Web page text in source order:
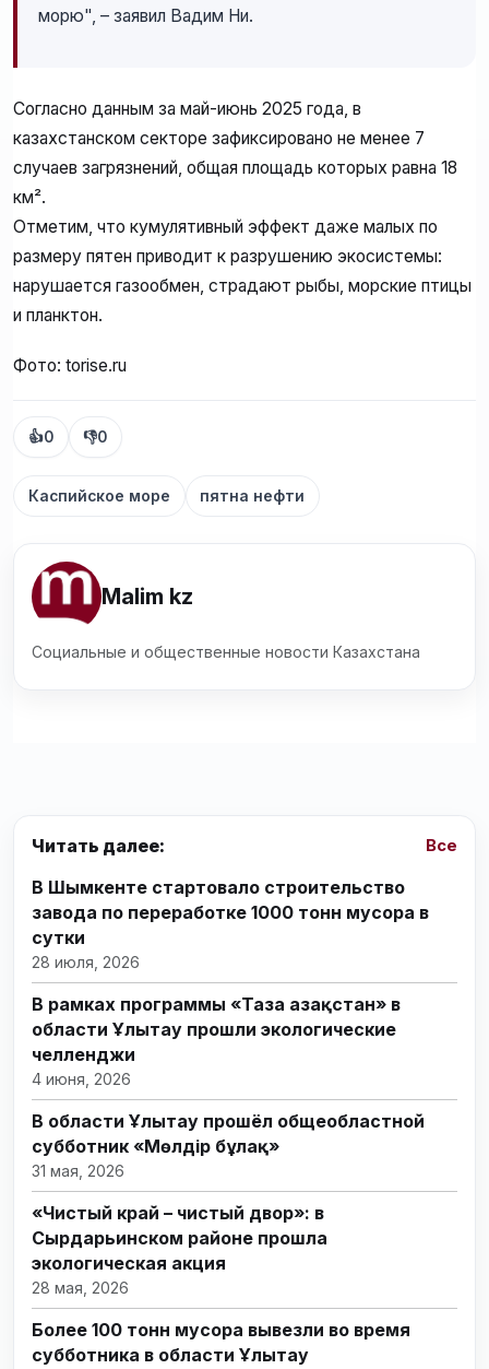
морю", – заявил Вадим Ни.
Согласно данным за май-июнь 2025 года, в
казахстанском секторе зафиксировано не менее 7
случаев загрязнений, общая площадь которых равна 18
км².
Отметим, что кумулятивный эффект даже малых по
размеру пятен приводит к разрушению экосистемы:
нарушается газообмен, страдают рыбы, морские птицы
и планктон.
Фото: torise.ru
👍0 👎0
Каспийское море пятна нефти
Malim kz
Социальные и общественные новости Казахстана
Читать далее: Все
В Шымкенте стартовало строительство
завода по переработке 1000 тонн мусора в
сутки
28 июля, 2026
В рамках программы «Таза Қазақстан» в
области Ұлытау прошли экологические
челленджи
4 июня, 2026
В области Ұлытау прошёл общеобластной
субботник «Мөлдір бұлақ»
31 мая, 2026
«Чистый край – чистый двор»: в
Сырдарьинском районе прошла
экологическая акция
28 мая, 2026
Более 100 тонн мусора вывезли во время
субботника в области Ұлытау